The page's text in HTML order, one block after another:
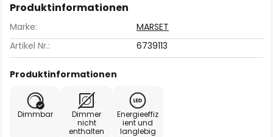
Produktinformationen
Marke:
MARSET
Artikel Nr.:
6739113
Produktinformationen
Dimmbar
Dimmer
nicht
enthalten
Energieeffiz
ient und
langlebig